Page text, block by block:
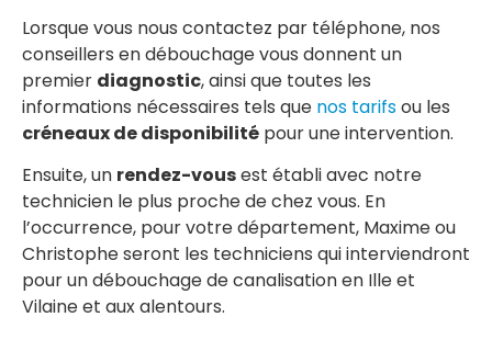
Lorsque vous nous contactez par téléphone, nos
conseillers en débouchage vous donnent un
premier diagnostic, ainsi que toutes les
informations nécessaires tels que nos tarifsou les
créneaux de disponibilité pour une intervention.
Ensuite, un rendez-vousest établi avec notre
technicien le plus proche de chez vous. En
l’occurrence, pour votre département, Maxime ou
Christophe seront les techniciens qui interviendront
pour un débouchage de canalisation en Ille et
Vilaine et aux alentours.